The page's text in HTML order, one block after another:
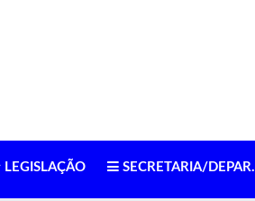
LEGISLAÇÃO SECRETARIA/DEPAR.